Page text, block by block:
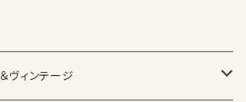
ヴィンテージ